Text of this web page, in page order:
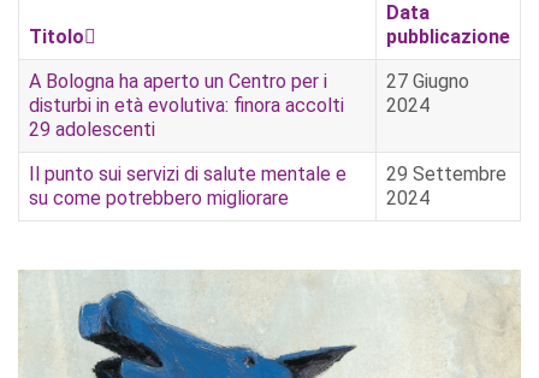
Titolo
Data
pubblicazione
A Bologna ha aperto un Centro per i
disturbi in età evolutiva: finora accolti
29 adolescenti
27 Giugno
2024
Il punto sui servizi di salute mentale e
su come potrebbero migliorare
29 Settembre
2024